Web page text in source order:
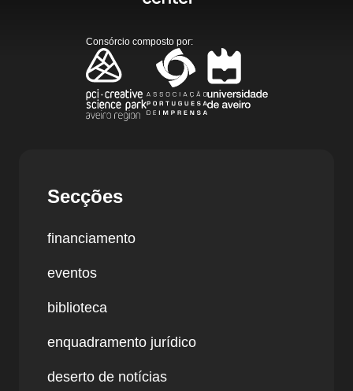
Consórcio composto por:
Secções
financiamento
eventos
biblioteca
enquadramento jurídico
deserto de notícias